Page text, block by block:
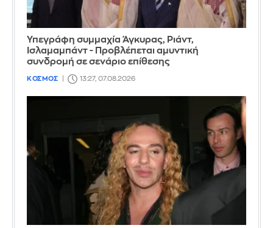
Υπεγράφη συμμαχία Άγκυρας, Ριάντ,
Ισλαμαμπάντ - Προβλέπεται αμυντική
συνδρομή σε σενάριο επίθεσης
ΚΟΣΜΟΣ 13:27, 07.08.2026